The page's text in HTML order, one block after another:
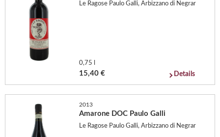
Le Ragose Paulo Galli, Arbizzano di Negrar
0,75 l
15,40 € Details
2013
Amarone DOC Paulo Galli
Le Ragose Paulo Galli, Arbizzano di Negrar